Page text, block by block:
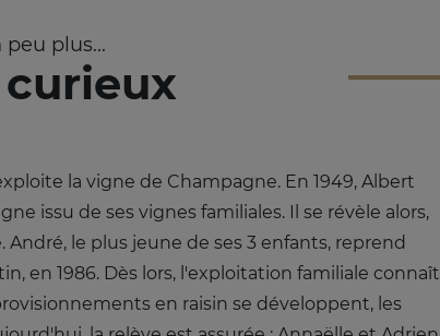
peu plus...
la vigne de Champagne. En 1949, Albert
issu de ses vignes familiales. Il se révèle alors,
le plus jeune de ses 3 enfants, reprend
en 1986. Dès lors, l'exploitation familiale connaît
en raisin se développent, les